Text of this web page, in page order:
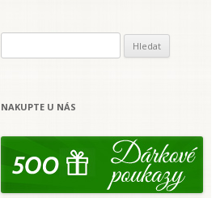
y
l
d
NAKUPTE U NÁS